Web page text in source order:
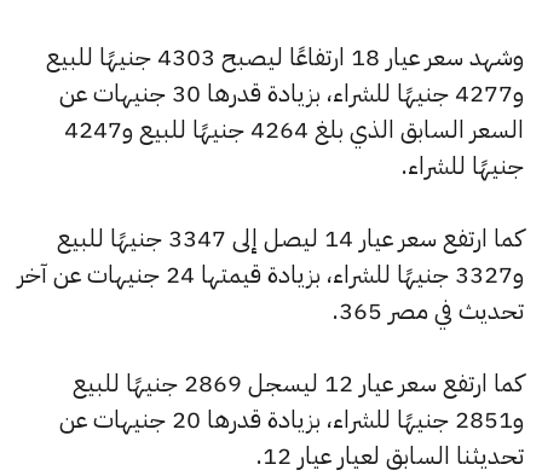
وشهد سعر عيار 18 ارتفاعًا ليصبح 4303 جنيهًا للبيع
و4277 جنيهًا للشراء، بزيادة قدرها 30 جنيهات عن
السعر السابق الذي بلغ 4264 جنيهًا للبيع و4247
جنيهًا للشراء.
كما ارتفع سعر عيار 14 ليصل إلى 3347 جنيهًا للبيع
و3327 جنيهًا للشراء، بزيادة قيمتها 24 جنيهات عن آخر
تحديث في مصر 365.
كما ارتفع سعر عيار 12 ليسجل 2869 جنيهًا للبيع
و2851 جنيهًا للشراء، بزيادة قدرها 20 جنيهات عن
تحديثنا السابق لعيار عيار 12.